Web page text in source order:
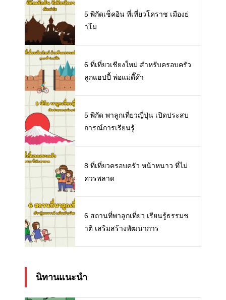
5 พิกัดเช็คอิน ที่เที่ยวโคราช เมืองย่
าโม
6 ที่เที่ยวเชียงใหม่ สำหรับครอบครัว
ลูกแฮปปี้ พ่อแม่ดี๊ด๊า
5 พิกัด พาลูกเที่ยวญี่ปุ่น เปิดประสบ
การณ์การเรียนรู้
8 ที่เที่ยวครอบครัว หน้าหนาว ที่ไม่
ควรพลาด
6 สถานที่พาลูกเที่ยว เรียนรู้ธรรมช
าติ เสริมสร้างพัฒนาการ
นิทานแนะนำ